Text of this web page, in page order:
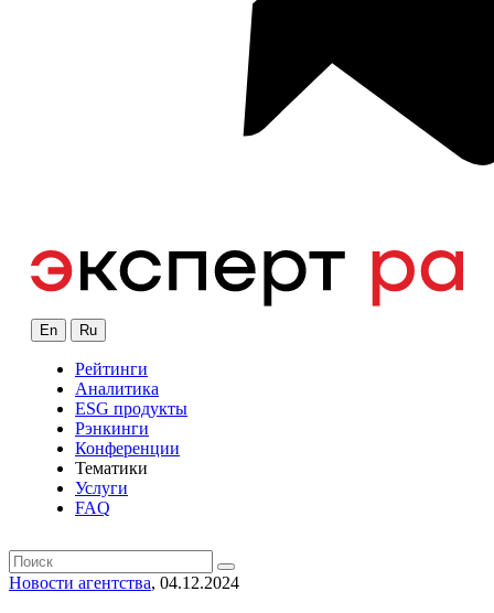
En Ru
Рейтинги
Аналитика
ESG продукты
Рэнкинги
Конференции
Тематики
Услуги
FAQ
Новости агентства, 04.12.2024